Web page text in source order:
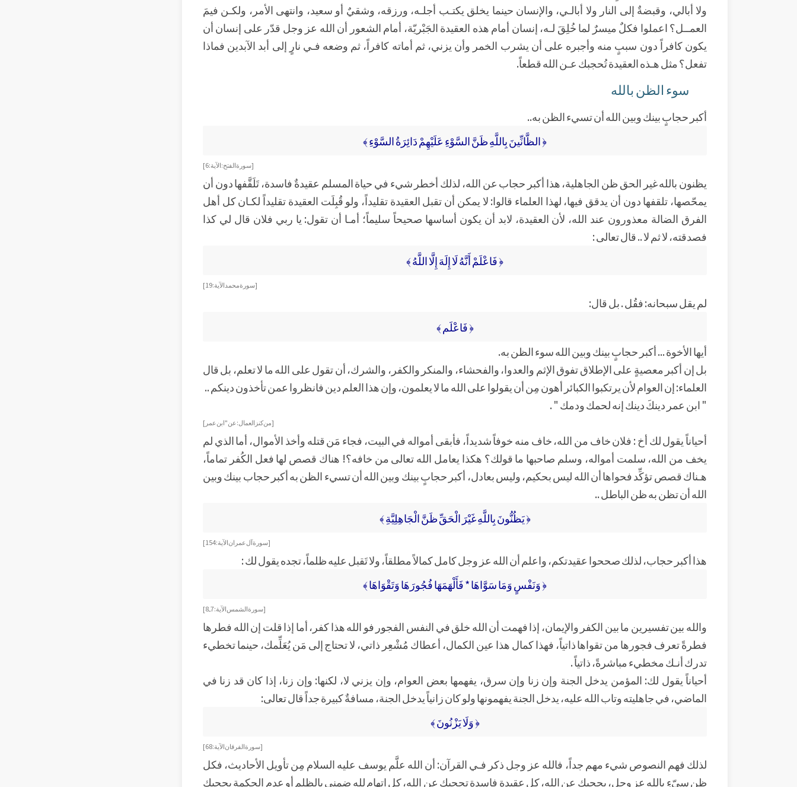
ولا أبالي، وقبضةٌ إلى النار ولا أبالـي، والإنسان حينما يخلق يكتـب أجلـه، ورزقه، وشقيٌ أو سعيد، وانتهى الأمر، ولكـن فيمَ
العمــل؟ اعملوا فكلٌ ميسرٌ لما خُلِقَ لـه، إنسان أمام هذه العقيدة الجَبْريّة، أمام الشعور أن الله عز وجل قدّر على إنسان أن
يكون كافراً دون سببٍ منه وأجبره على أن يشرب الخمر وأن يزني، ثم أماته كافراً، ثم وضعه فـي نارٍ إلى أبد الآبدين فماذا
تفعل؟ مثل هـذه العقيدة تُحجبك عـن الله قطعاً.
سوء الظن بالله
أكبر حجابٍ بينك وبين الله أن تسيء الظن به..
﴿ الظَّانِّينَ بِاللَّهِ ظَنَّ السَّوْءِ عَلَيْهِمْ دَائِرَةُ السَّوْءِ ﴾
[سورة الفتح: الآية: 6]
يظنون بالله غير الحق ظن الجاهلية، هذا أكبر حجاب عن الله، لذلك أخطر شيء في حياة المسلم عقيدةٌ فاسدة، تَلَقَّفها دون أن
يمحّصها، تلقفها دون أن يدقق فيها، لهذا العلماء قالوا: لا يمكن أن تقبل العقيدة تقليداً، ولو قُبِلَت العقيدة تقليداً لكـان كل أهل
الفرق الضالة معذورون عند الله، لأن العقيدة، لابد أن يكون أساسها صحيحاً سليماً؛ أمـا أن تقول: يا ربي فلان قال لي كذا
فصدقته، لا ثم لا .. قال تعالى :
﴿ فَاعْلَمْ أَنَّهُ لَا إِلَهَ إِلَّا اللَّهُ ﴾
[سورة محمد الآية: 19 ]
لم يقل سبحانه: فقُل . بل قال:
﴿ فَاعْلَم ﴾
أيها الأخوة ... أكبر حجابٍ بينك وبين الله سوء الظن به.
بل إن أكبر معصيةٍ على الإطلاق تفوق الإثم والعدوا، والفحشاء، والمنكر والكفر، والشرك، أن تقول على الله ما لا تعلم، بل قال
العلماء: إن العوام لأن يرتكبوا الكبائر أهون مِن أن يقولوا على الله ما لا يعلمون، وإن هذا العلم دين فانظروا عمن تأخذون دينكم ..
" ابن عمر دينكَ دينك إنه لحمك ودمك " .
[من كنز العمال : عن " ابن عمر ]
أحياناً يقول لك أخ : فلان خاف من الله، خاف منه خوفاً شديداً، فأبقى أمواله في البيت، فجاء مَن قتله وأخذ الأموال، أما الذي لم
يخف من الله، سلمت أمواله، وسلم صاحبها ما قولك؟ هكذا يعامل الله تعالى من خافه؟! هناك قصص لها فعل الكُفر تماماً،
هـناك قصص تؤكِّد فحواها أن الله ليس بحكيم، وليس بعادل، أكبر حجابٍ بينك وبين الله أن تسيء الظن به أكبر حجاب بينك وبين
الله أن تظن به ظن الباطل ..
﴿ يَظُنُّونَ بِاللَّهِ غَيْرَ الْحَقِّ ظَنَّ الْجَاهِلِيَّةِ ﴾
[سورة آل عمران الآية: 154]
هذا أكبر حجاب، لذلك صححوا عقيدتكم، واعلم أن الله عز وجل كامل كمالاً مطلقاً، ولا تَقبل عليه ظلماً، تجده يقول لك :
﴿ وَنَفْسٍ وَمَا سَوَّاهَا * فَأَلْهَمَهَا فُجُورَهَا وَتَقْوَاهَا ﴾
[ سورة الشمس الآية: 7ـ8]
والله بين تفسيرين ما بين الكفر والإيمان، إذا فهمت أن الله خلق في النفس الفجور فو الله هذا كفر، أما إذا قلت إن الله فطرها
فطرةً تعرف فجورها من تقواها ذاتياً، فهذا كمال هذا عين الكمال، أعطاك مُشْعِر ذاتي، لا تحتاج إلى مَن يُعَلِّمك، حينما تخطيء
تدرك أنـك مخطيء مباشرةً، ذاتياً .
أحياناً يقول لك: المؤمن يدخل الجنة وإن زنا وإن سرق، يفهمها بعض العوام، وإن يزني لا، لكنها: وإن زنا، إذا كان قد زنا في
الماضي، في جاهليته وتاب الله عليه، يدخل الجنة يفهمونها ولو كان زانياً يدخل الجنة، مسافةٌ كبيرة جداً قال تعالى:
﴿ وَلَا يَزْنُونَ ﴾
[سورة الفرقان الآية: 68 ]
لذلك فهم النصوص شيء مهم جداً، فالله عز وجل ذكر فـي القرآن: أن الله علَّم يوسف عليه السلام مِن تأويل الأحاديث، فكل
ظنٍ سيّءٍ بالله عز وجل، يحجبك عن الله، كل عقيدةٍ فاسدةٍ تحجبك عن الله، كل اتهامٍ لله ضمنيٍ بالظلم أو عدم الحكمة يحجبك